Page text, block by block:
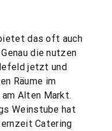
das oft auch
die nutzen
jetzt und
Räume im
Alten Markt.
Weinstube hat
Catering